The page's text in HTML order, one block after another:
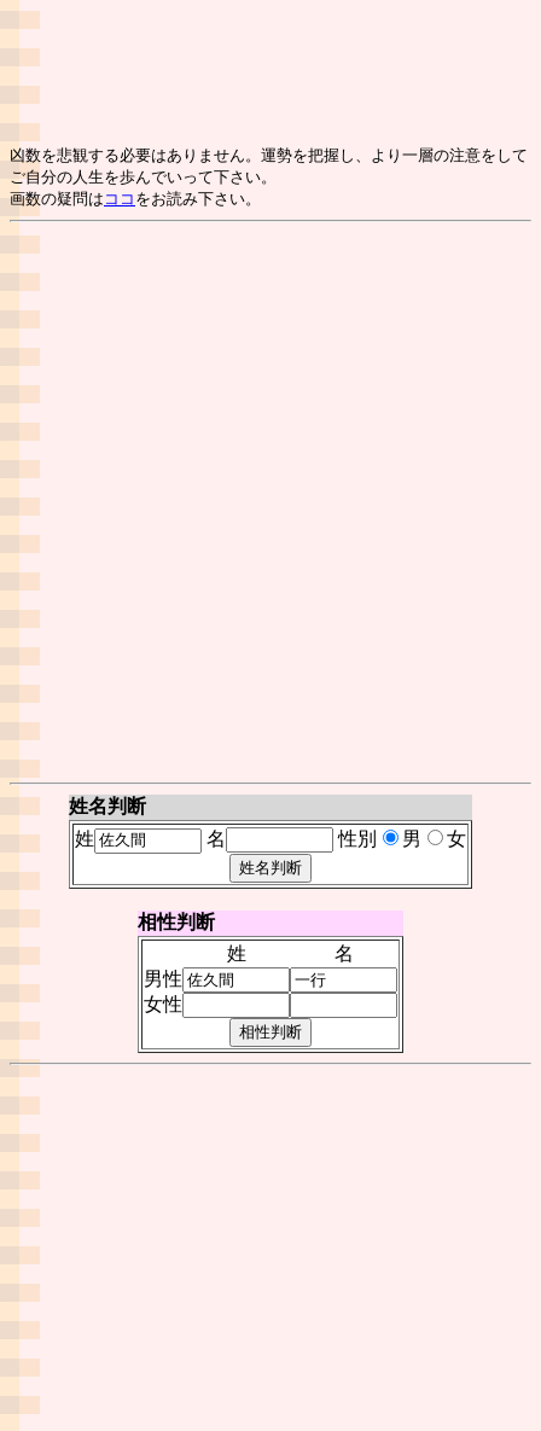
凶数を悲観する必要はありません。運勢を把握し、より一層の注意をして
ご自分の人生を歩んでいって下さい。
画数の疑問は ココ をお読み下さい。
姓名判断
姓
名 性別 男 女
相性判断
姓
名
男性
女性